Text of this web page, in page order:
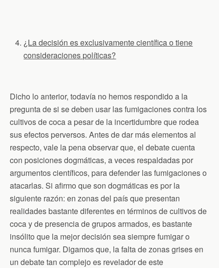
¿La decisión es exclusivamente científica o tiene
consideraciones políticas?
Dicho lo anterior, todavía no hemos respondido a la
pregunta de si se deben usar las fumigaciones contra los
cultivos de coca a pesar de la incertidumbre que rodea
sus efectos perversos. Antes de dar más elementos al
respecto, vale la pena observar que, el debate cuenta
con posiciones dogmáticas, a veces respaldadas por
argumentos científicos, para defender las fumigaciones o
atacarlas. Si afirmo que son dogmáticas es por la
siguiente razón: en zonas del país que presentan
realidades bastante diferentes en términos de cultivos de
coca y de presencia de grupos armados, es bastante
insólito que la mejor decisión sea siempre fumigar o
nunca fumigar. Digamos que, la falta de zonas grises en
un debate tan complejo es revelador de este